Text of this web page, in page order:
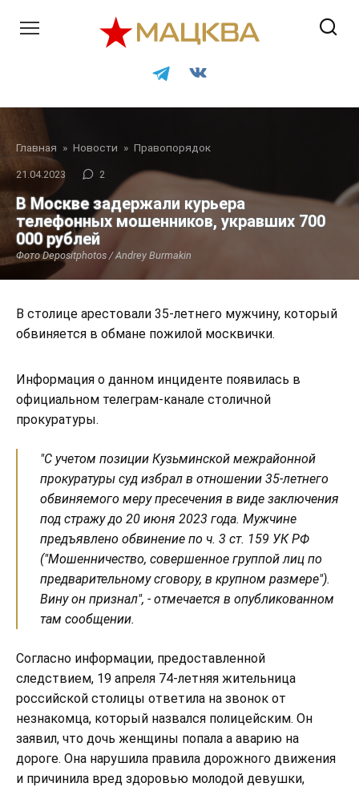
Главная » Новости » Правопорядок
21.04.2023 2
В Москве задержали курьера
телефонных мошенников, укравших 700
000 рублей
Фото Depositphotos / Andrey Burmakin
В столице арестовали 35-летнего мужчину, который
обвиняется в обмане пожилой москвички.
Информация о данном инциденте появилась в
официальном телеграм-канале столичной
прокуратуры.
"С учетом позиции Кузьминской межрайонной
прокуратуры суд избрал в отношении 35-летнего
обвиняемого меру пресечения в виде заключения
под стражу до 20 июня 2023 года. Мужчине
предъявлено обвинение по ч. 3 ст. 159 УК РФ
("Мошенничество, совершенное группой лиц по
предварительному сговору, в крупном размере").
Вину он признал", - отмечается в опубликованном
там сообщении.
Согласно информации, предоставленной
следствием, 19 апреля 74-летняя жительница
российской столицы ответила на звонок от
незнакомца, который назвался полицейским. Он
заявил, что дочь женщины попала а аварию на
дороге. Она нарушила правила дорожного движения
и причинила вред здоровью молодой девушки,